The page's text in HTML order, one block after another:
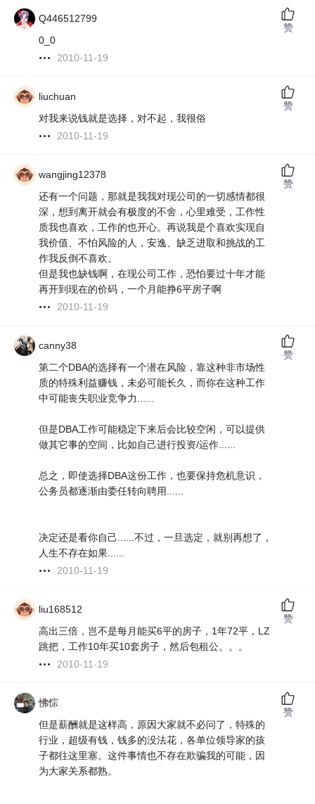
Q446512799
0_0
2010-11-19
赞
liuchuan
对我来说钱就是选择，对不起，我很俗
2010-11-19
赞
wangjing12378
还有一个问题，那就是我我对现公司的一切感情都很
深，想到离开就会有极度的不舍，心里难受，工作性
质我也喜欢，工作的也开心。再说我是个喜欢实现自
我价值、不怕风险的人，安逸、缺乏进取和挑战的工
作我反倒不喜欢。
但是我也缺钱啊，在现公司工作，恐怕要过十年才能
再开到现在的价码，一个月能挣6平房子啊
2010-11-19
赞
canny38
第二个DBA的选择有一个潜在风险，靠这种非市场性
质的特殊利益赚钱，未必可能长久，而你在这种工作
中可能丧失职业竞争力......
但是DBA工作可能稳定下来后会比较空闲，可以提供
做其它事的空间，比如自己进行投资/运作......
总之，即使选择DBA这份工作，也要保持危机意识，
公务员都逐渐由委任转向聘用......
决定还是看你自己......不过，一旦选定，就别再想了，
人生不存在如果......
2010-11-19
赞
liu168512
高出三倍，岂不是每月能买6平的房子，1年72平，LZ
跳把，工作10年买10套房子，然后包租公。。。
2010-11-19
赞
怫悰
但是薪酬就是这样高，原因大家就不必问了，特殊的
行业，超级有钱，钱多的没法花，各单位领导家的孩
子都往这里塞。这件事情也不存在欺骗我的可能，因
为大家关系都熟。
赞